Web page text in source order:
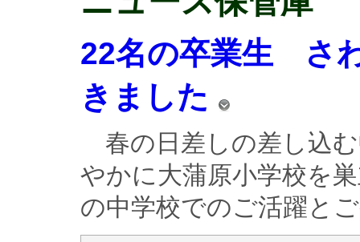
22名の卒業生 さ
きました
春の日差しの差し込
やかに大蒲原小学校を
の中学校でのご活躍と